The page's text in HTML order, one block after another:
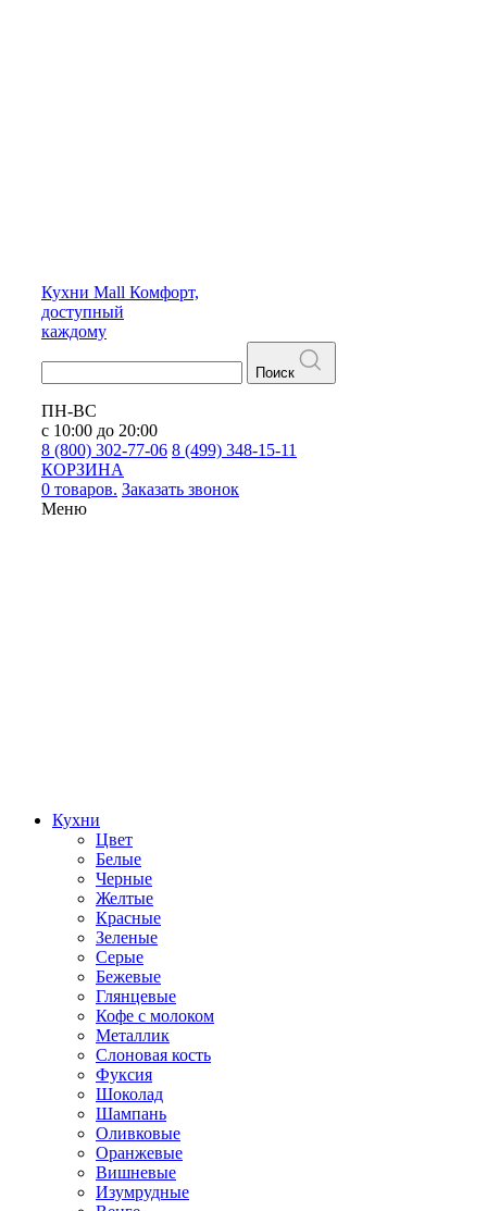
Кухни Mall Комфорт,
доступный
каждому
Поиск
ПН-ВС
с 10:00 до 20:00
8 (800) 302-77-06 8 (499) 348-15-11
КОРЗИНА
0 товаров. Заказать звонок
Меню
Кухни
Цвет
Белые
Черные
Желтые
Красные
Зеленые
Серые
Бежевые
Глянцевые
Кофе с молоком
Металлик
Слоновая кость
Фуксия
Шоколад
Шампань
Оливковые
Оранжевые
Вишневые
Изумрудные